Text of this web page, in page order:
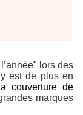
lors des
est de plus en
couverture de
marques